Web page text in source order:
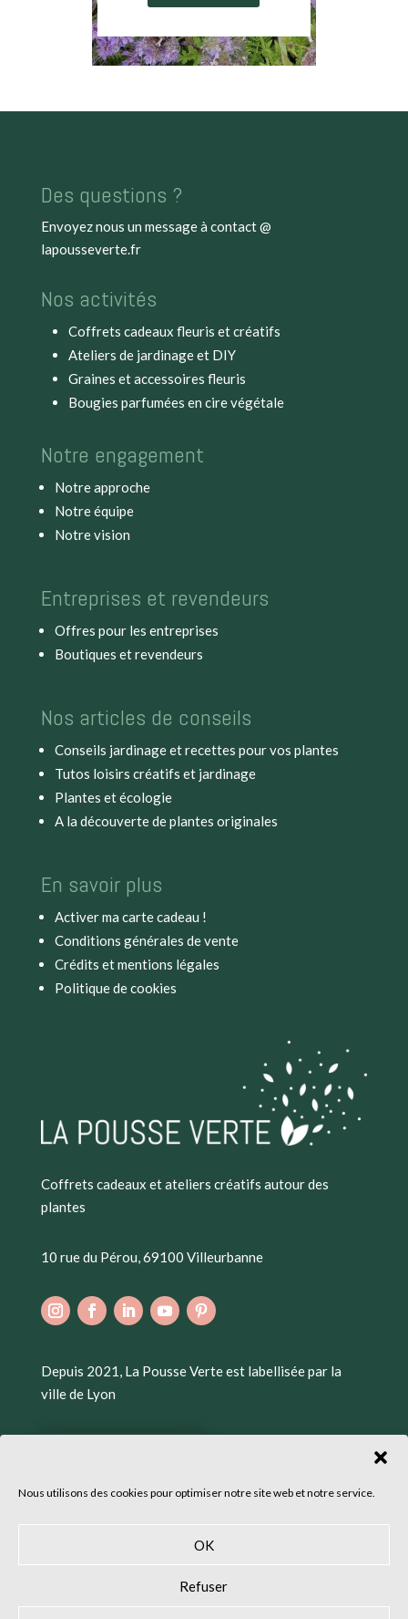
Nous utilisons des cookies pour optimiser notre site web et notre service.
OK
Refuser
Des questions ?
Envoyez nous un message à contact @
lapousseverte.fr
Nos activités
Coffrets cadeaux fleuris et créatifs
Ateliers de jardinage et DIY
Graines et accessoires fleuris
Bougies parfumées en cire végétale
Notre engagement
Notre approche
Notre équipe
Notre vision
Entreprises et revendeurs
Offres pour les entreprises
Boutiques et revendeurs
Nos articles de conseils
Conseils jardinage et recettes pour vos plantes
Tutos loisirs créatifs et jardinage
Plantes et écologie
A la découverte de plantes originales
En savoir plus
Activer ma carte cadeau !
Conditions générales de vente
Crédits et mentions légales
Politique de cookies
Coffrets cadeaux et ateliers créatifs autour des
plantes
10 rue du Pérou, 69100 Villeurbanne
Depuis 2021, La Pousse Verte est labellisée par la
ville de Lyon